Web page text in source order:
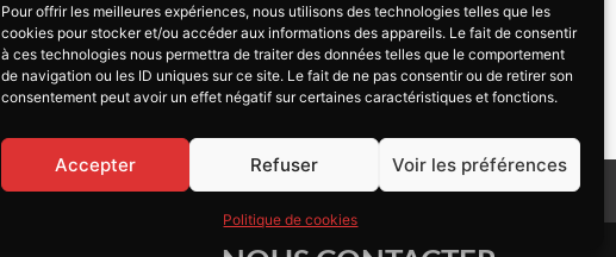
Pour offrir les meilleures expériences, nous utilisons des technologies telles que les
cookies pour stocker et/ou accéder aux informations des appareils. Le fait de consentir
à ces technologies nous permettra de traiter des données telles que le comportement
de navigation ou les ID uniques sur ce site. Le fait de ne pas consentir ou de retirer son
consentement peut avoir un effet négatif sur certaines caractéristiques et fonctions.
Accepter Refuser Voir les préférences
Politique de cookies
S'INSCRIRE